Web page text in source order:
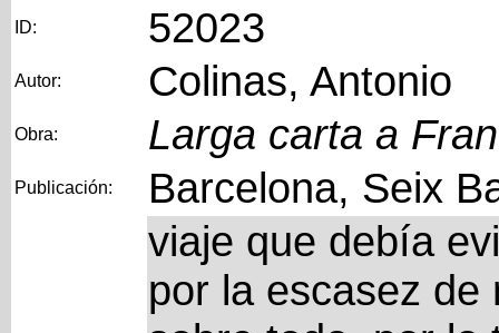
ID: 52023
Autor: Colinas, Antonio
Obra: Larga carta a
Publicación: Barcelona, Seix
viaje que debía
por la escasez de